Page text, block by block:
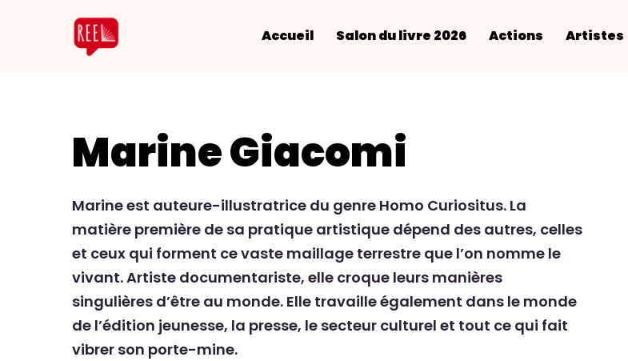
Accueil Salon du livre 2026 Actions Artistes
Marine Giacomi
Marine est auteure-illustratrice du genre Homo Curiositus. La
matière première de sa pratique artistique dépend des autres, celles
et ceux qui forment ce vaste maillage terrestre que l’on nomme le
vivant. Artiste documentariste, elle croque leurs manières
singulières d’être au monde. Elle travaille également dans le monde
de l’édition jeunesse, la presse, le secteur culturel et tout ce qui fait
vibrer son porte-mine.